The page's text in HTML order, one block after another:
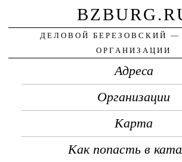
ДЕЛОВОЙ БЕРЕЗОВСКИЙ —
ОРГАНИЗАЦИИ
Адреса
Организации
Карта
Как попасть в